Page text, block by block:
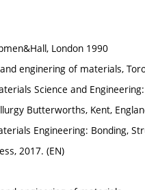
London 1990
and enginering of materials,
Science and
Butterworths, Kent,
Engineering: Bonding,
2017. (EN)